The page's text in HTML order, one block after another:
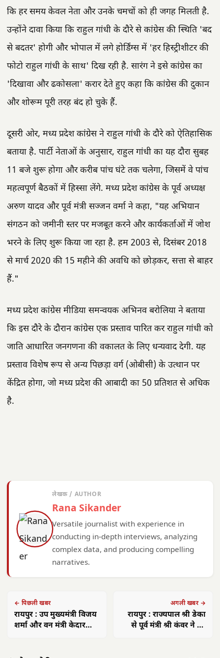
कि हर समय केवल नेता और उनके चमचों को ही जगह मिलती है.
उन्होंने दावा किया कि राहुल गांधी के दौरे से कांग्रेस की स्थिति 'बद
से बदतर' होगी और भोपाल में लगे होर्डिंग्स में 'हर हिस्ट्रीशीटर की
फोटो राहुल गांधी के साथ' दिख रही है. सारंग ने इसे कांग्रेस का
'दिखावा और ढकोसला' करार देते हुए कहा कि कांग्रेस की दुकान
और शोरूम पूरी तरह बंद हो चुके हैं.
दूसरी ओर, मध्य प्रदेश कांग्रेस ने राहुल गांधी के दौरे को ऐतिहासिक
बताया है. पार्टी नेताओं के अनुसार, राहुल गांधी का यह दौरा सुबह
11 बजे शुरू होगा और करीब पांच घंटे तक चलेगा, जिसमें वे पांच
महत्वपूर्ण बैठकों में हिस्सा लेंगे. मध्य प्रदेश कांग्रेस के पूर्व अध्यक्ष
अरुण यादव और पूर्व मंत्री सज्जन वर्मा ने कहा, "यह अभियान
संगठन को जमीनी स्तर पर मजबूत करने और कार्यकर्ताओं में जोश
भरने के लिए शुरू किया जा रहा है. हम 2003 से, दिसंबर 2018
से मार्च 2020 की 15 महीने की अवधि को छोड़कर, सत्ता से बाहर
हैं."
मध्य प्रदेश कांग्रेस मीडिया समन्वयक अभिनव बरोलिया ने बताया
कि इस दौरे के दौरान कांग्रेस एक प्रस्ताव पारित कर राहुल गांधी को
जाति आधारित जनगणना की वकालत के लिए धन्यवाद देगी. यह
प्रस्ताव विशेष रूप से अन्य पिछड़ा वर्ग (ओबीसी) के उत्थान पर
केंद्रित होगा, जो मध्य प्रदेश की आबादी का 50 प्रतिशत से अधिक
है.
लेखक / AUTHOR
Rana Sikander
Versatile journalist with experience in
conducting in-depth interviews, analyzing
complex data, and producing compelling
narratives.
← पिछली खबर
रायपुर : उप मुख्यमंत्री विजय
शर्मा और वन मंत्री केदार
अगली खबर →
रायपुर : राज्यपाल श्री डेका
से पूर्व मंत्री श्री कंवर ने की